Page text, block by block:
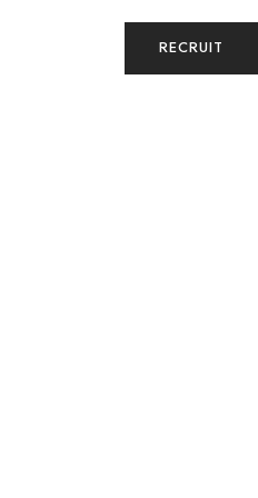
RECRUIT